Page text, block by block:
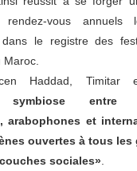
vous annuels
dans le registre des
Haddad, Timitar
symbiose entre
arabophones et
ouvertes à tous les
sociales»